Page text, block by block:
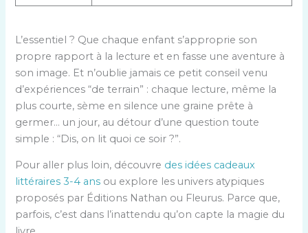
L’essentiel ? Que chaque enfant s’approprie son
propre rapport à la lecture et en fasse une aventure à
son image. Et n’oublie jamais ce petit conseil venu
d’expériences “de terrain” : chaque lecture, même la
plus courte, sème en silence une graine prête à
germer… un jour, au détour d’une question toute
simple : “Dis, on lit quoi ce soir ?”.
Pour aller plus loin, découvre des idées cadeaux
littéraires 3-4 ans ou explore les univers atypiques
proposés par Éditions Nathan ou Fleurus. Parce que,
parfois, c’est dans l’inattendu qu’on capte la magie du